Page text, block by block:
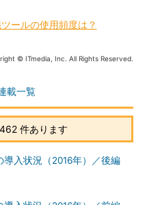
ールの使用頻度は？
© ITmedia, Inc. All Rights Reserved.
載一覧
件あります
入状況（2016年）／後編